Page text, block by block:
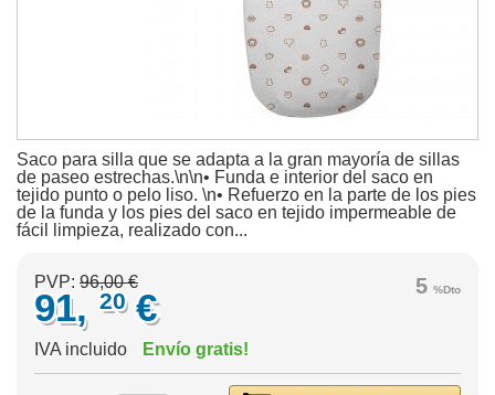
Saco para silla que se adapta a la gran mayoría de sillas
de paseo estrechas.\n\n• Funda e interior del saco en
tejido punto o pelo liso. \n• Refuerzo en la parte de los pies
de la funda y los pies del saco en tejido impermeable de
fácil limpieza, realizado con...
5 %Dto
PVP: 96,00 €
91, 20 €
IVA incluido Envío gratis!